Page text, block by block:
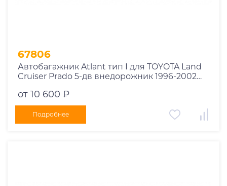
67806
Автобагажник Atlant тип I для TOYOTA Land
Cruiser Prado 5-дв внедорожник 1996-2002
10002+11115+11115
от 10 600 ₽
Подробнее